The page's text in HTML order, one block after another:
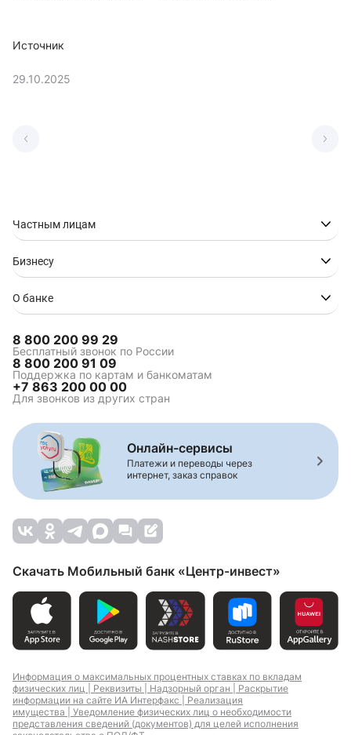
Источник
29.10.2025
Частным лицам
Бизнесу
О банке
8 800 200 99 29
Бесплатный звонок по России
8 800 200 91 09
Поддержка по картам и банкоматам
+7 863 200 00 00
Для звонков из других стран
Онлайн-сервисы
Платежи и переводы через
интернет, заказ справок
Скачать Мобильный банк «Центр-инвест»
Информация о максимальных процентных ставках по вкладам
физических лиц | Реквизиты | Надзорный орган | Раскрытие
информации на сайте ИА Интерфакс | Реализация
имущества | Уведомление физических лиц о необходимости
представления сведений (документов) для целей исполнения